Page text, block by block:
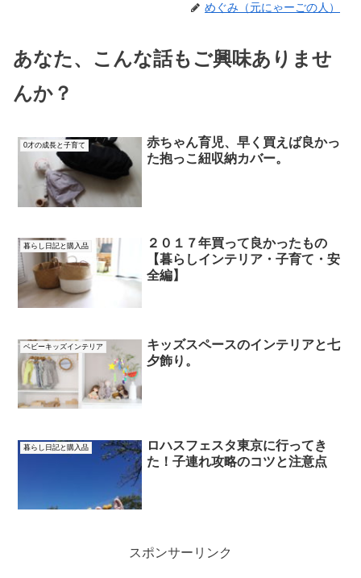
めぐみ（元にゃーごの人）
あなた、こんな話もご興味ありませ
んか？
0才の成長と子育て
赤ちゃん育児、早く買えば良かっ
た抱っこ紐収納カバー。
暮らし日記と購入品
２０１７年買って良かったもの
【暮らしインテリア・子育て・安
全編】
ベビーキッズインテリア
キッズスペースのインテリアと七
夕飾り。
暮らし日記と購入品
ロハスフェスタ東京に行ってき
た！子連れ攻略のコツと注意点
スポンサーリンク